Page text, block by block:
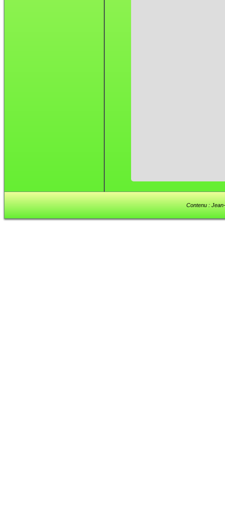
Contenu :